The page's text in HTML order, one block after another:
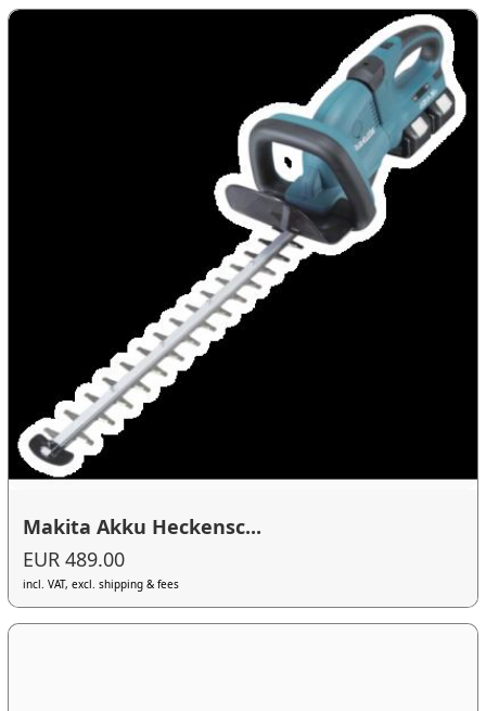
Makita Akku Heckensc...
EUR 489.00
incl. VAT, excl. shipping & fees